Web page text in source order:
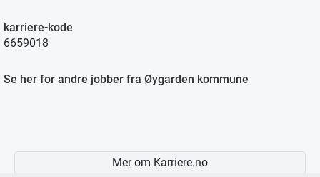
karriere-kode
6659018
Se her for andre jobber fra Øygarden kommune
Mer om Karriere.no